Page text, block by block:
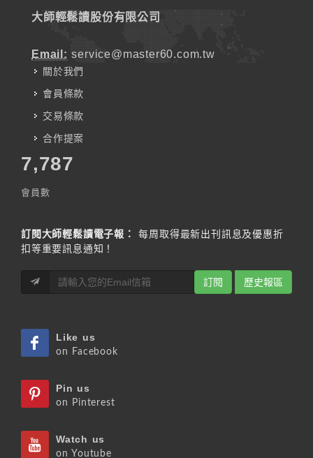
大師輕鬆讀股份有限公司
Email: service@master60.com.tw
關於我們
會員條款
交易條款
合作提案
7,787
會員數
訂閱大師輕鬆讀電子報：
每周取得最新出刊訊息及優惠折
扣等重要訊息通知！
訂閱 歷史報區
Like us
on Facebook
Pin us
on Pinterest
Watch us
on Youtube